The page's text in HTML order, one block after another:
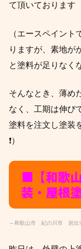
て頂いております
（エースペイン
りますが、素地が
と塗料が足りなく
そんなとき、薄め
なく、工期は伸び
塗料を注文し塗装
❗）
■【和歌
装・屋根
～和歌山市 紀の川市 岩